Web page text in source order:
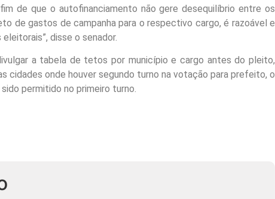
de que o autofinanciamento não gere desequilíbrio entre os
de gastos de campanha para o respectivo cargo, é razoável e
disse o senador.
a tabela de tetos por município e cargo antes do pleito,
cidades onde houver segundo turno na votação para prefeito, o
permitido no primeiro turno.